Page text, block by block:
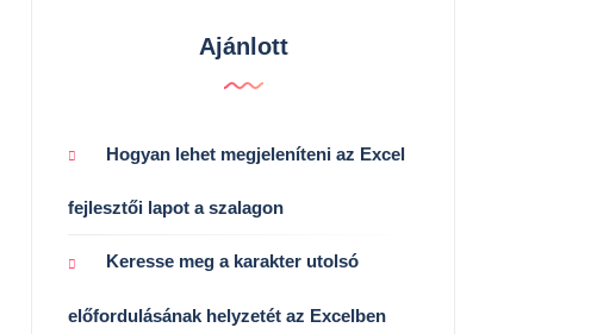
Ajánlott
Hogyan lehet megjeleníteni az Excel
fejlesztői lapot a szalagon
Keresse meg a karakter utolsó
előfordulásának helyzetét az Excelben